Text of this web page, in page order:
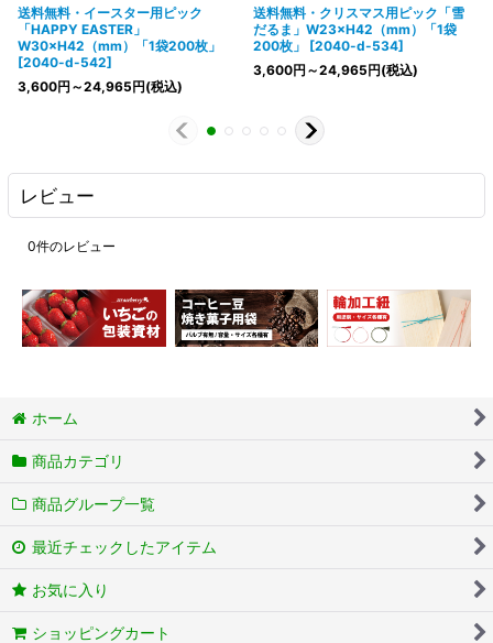
送料無料・イースター用ピック
「HAPPY EASTER」
W30×H42（mm）「1袋200枚」
[2040-d-542]
3,600円 ～24,965円(税込)
送料無料・クリスマス用ピック「雪
だるま」W23×H42（mm）「1袋
200枚」
[2040-d-534]
3,600円 ～24,965円(税込)
レビュー
0件のレビュー
ホーム
商品カテゴリ
商品グループ一覧
最近チェックしたアイテム
お気に入り
ショッピングカート